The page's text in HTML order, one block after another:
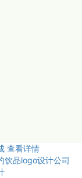
查看详情
饮品logo设计公司